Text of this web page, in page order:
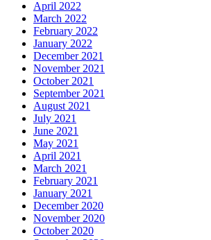
April 2022
March 2022
February 2022
January 2022
December 2021
November 2021
October 2021
September 2021
August 2021
July 2021
June 2021
May 2021
April 2021
March 2021
February 2021
January 2021
December 2020
November 2020
October 2020